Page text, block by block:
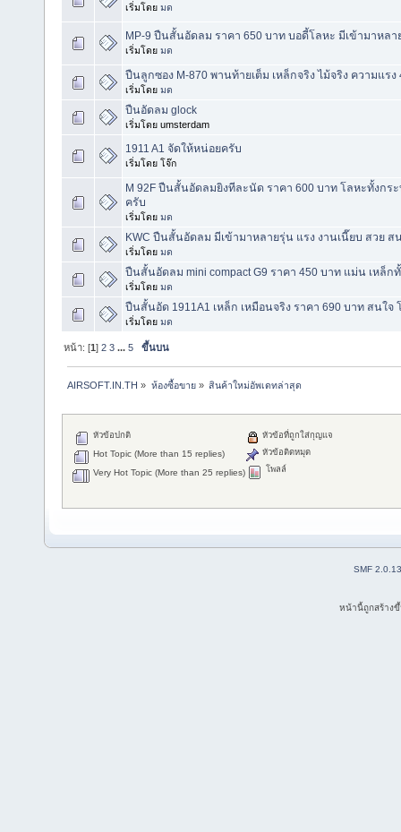
เริ่มโดย มด
MP-9 ปืนสั้นอัดลม ราคา 650 บาท บอดี้โลหะ มีเข้ามาหลา
เริ่มโดย มด
ปืนลูกซอง M-870 พานท้ายเต็ม เหล็กจริง ไม้จริง ความแรง
เริ่มโดย มด
ปืนอัดลม glock
เริ่มโดย umsterdam
1911 A1 จัดให้หน่อยครับ
เริ่มโดย โจ๊ก
M 92F ปืนสั้นอัดลมยิงทีละนัด ราคา 600 บาท โลหะทั้งกร
ครับ
เริ่มโดย มด
KWC ปืนสั้นอัดลม มีเข้ามาหลายรุ่น แรง งานเนี๊ยบ สวย ส
เริ่มโดย มด
ปืนสั้นอัดลม mini compact G9 ราคา 450 บาท แม่น เหล็ก
เริ่มโดย มด
ปืนสั้นอัด 1911A1 เหล็ก เหมือนจริง ราคา 690 บาท สนใจ
เริ่มโดย มด
หน้า: [1]2 3 ...5 ขึ้นบน
AIRSOFT.IN.TH » ห้องซื้อขาย» สินค้าใหม่อัพเดทล่าสุด
หัวข้อปกติ
Hot Topic (More than 15 replies)
Very Hot Topic (More than 25 replies)
หัวข้อที่ถูกใส่กุญแจ
หัวข้อติดหมุด
โพลล์
SMF 2.0.13
หน้านี้ถูกสร้าง